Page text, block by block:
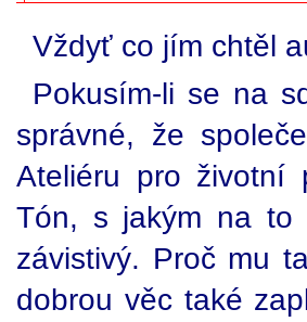
Vždyť co jím chtěl
Pokusím-li se na
správné, že
Ateliéru pro životní
Tón, s jakým na to
závistivý. Proč mu
dobrou věc také